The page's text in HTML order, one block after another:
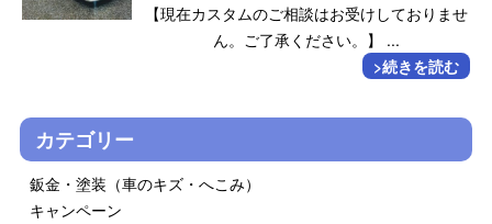
【現在カスタムのご相談はお受けしておりませ
ん。ご了承ください。】 ...
>続きを読む
カテゴリー
鈑金・塗装（車のキズ・へこみ）
キャンペーン